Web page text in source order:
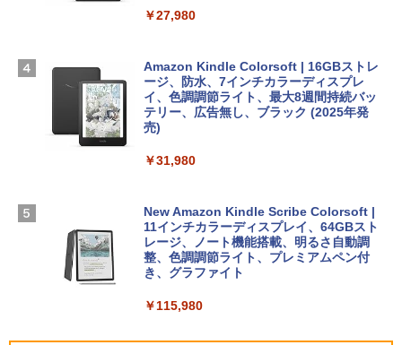
ームカメラ、日本語キーボード、Touch I
￥298,901
【Amazon.co.jp限定】 HP ノートパソコ
ン 15-fd 15.6インチ 16GBメモリ 512GB
FMV ノートパソコン WE1-K3 (MS 365 P
ersonal/Copilotキー搭載/Win 11/15.6型/
Core i5/16GB/SSD 512GB/ホワイト) FM
VWK3E15W_AZ
￥139,880
Robloxギフトカード - 1000 Robux 【限
ラインコード版
￥1,600
ト): Java & Bedrock Edition | オンライ
￥3,600
1冊ですべて身につくHTML & CSSとWe
￥2,326
FM TOWNS ハイパー・カタログ: 本体ハ
ェクトリストと最新エミュレータ紹介
￥27,980
Amazon Kindle Colorsoft | 16GBストレ
ージ、防水、7インチカラーディスプレ
イ、色調調節ライト、最大8週間持続バッ
テリー、広告無し、ブラック (2025年発
売)
￥31,980
New Amazon Kindle Scribe Colorsoft |
11インチカラーディスプレイ、64GBスト
レージ、ノート機能搭載、明るさ自動調
整、色調調節ライト、プレミアムペン付
き、グラファイト
￥115,980